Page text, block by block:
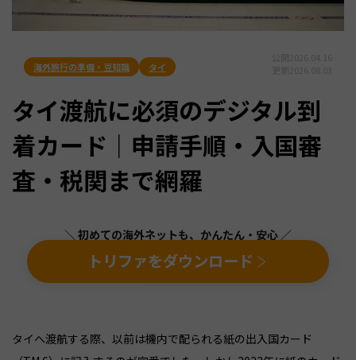
海外旅行の準備・豆知識 タイ
タイ渡航に必須のデジタル到
着カード｜申請手順・入国審
査・税関まで網羅
＼ 初めての海外ネットも、かんたん・安心 ／
トリファをダウンロード
タイへ渡航する際、以前は機内で配られる紙の出入国カード